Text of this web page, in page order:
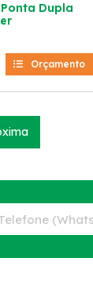
Dupla
Orçamento